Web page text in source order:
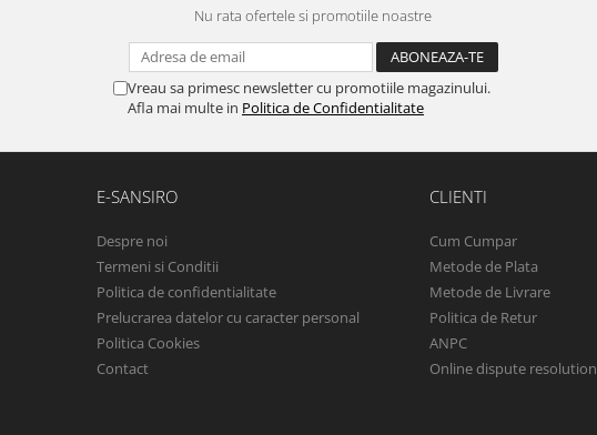
Nu rata ofertele si promotiile noastre
Vreau sa primesc newsletter cu promotiile magazinului.
Afla mai multe in Politica de Confidentialitate
E-SANSIRO
Despre noi
Termeni si Conditii
Politica de confidentialitate
Prelucrarea datelor cu caracter personal
Politica Cookies
Contact
CLIENTI
Cum Cumpar
Metode de Plata
Metode de Livrare
Politica de Retur
ANPC
Online dispute resolution